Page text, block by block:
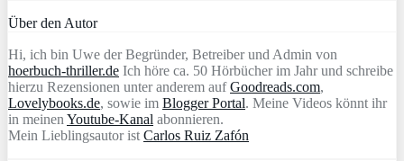
Über den Autor
Hi, ich bin Uwe der Begründer, Betreiber und Admin von
hoerbuch-thriller.de Ich höre ca. 50 Hörbücher im Jahr und schreibe
hierzu Rezensionen unter anderem aufGoodreads.com,
Lovelybooks.de, sowie im Blogger Portal. Meine Videos könnt ihr
in meinen Youtube-Kanal abonnieren.
Mein Lieblingsautor ist Carlos Ruiz Zafón